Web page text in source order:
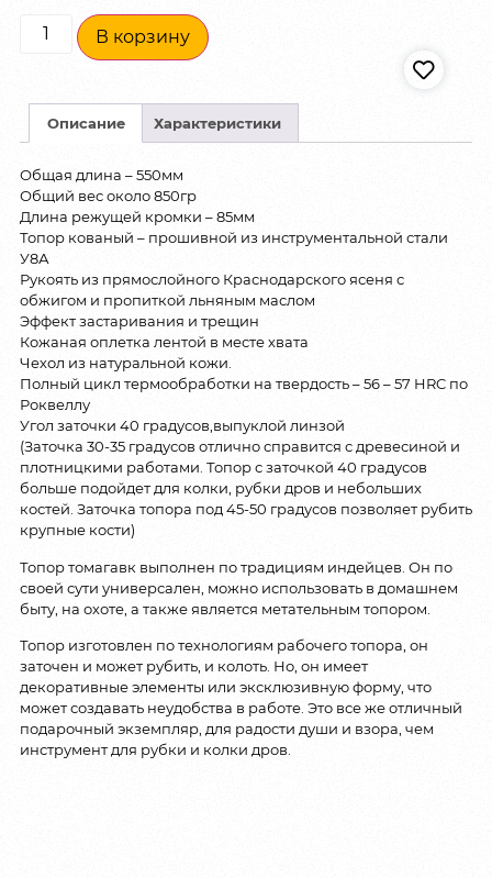
В корзину
Описание Характеристики
Общая длина – 550мм
Общий вес около 850гр
Длина режущей кромки – 85мм
Топор кованый – прошивной из инструментальной стали
У8А
Рукоять из прямослойного Краснодарского ясеня с
обжигом и пропиткой льняным маслом
Эффект застаривания и трещин
Кожаная оплетка лентой в месте хвата
Чехол из натуральной кожи.
Полный цикл термообработки на твердость – 56 – 57 HRC по
Роквеллу
Угол заточки 40 градусов,выпуклой линзой
(Заточка 30-35 градусов отлично справится с древесиной и
плотницкими работами. Топор с заточкой 40 градусов
больше подойдет для колки, рубки дров и небольших
костей. Заточка топора под 45-50 градусов позволяет рубить
крупные кости)
Топор томагавк выполнен по традициям индейцев. Он по
своей сути универсален, можно использовать в домашнем
быту, на охоте, а также является метательным топором.
Топор изготовлен по технологиям рабочего топора, он
заточен и может рубить, и колоть. Но, он имеет
декоративные элементы или эксклюзивную форму, что
может создавать неудобства в работе. Это все же отличный
подарочный экземпляр, для радости души и взора, чем
инструмент для рубки и колки дров.